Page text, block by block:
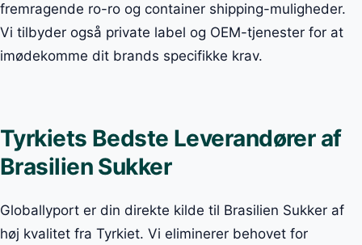
fremragende ro-ro og container shipping-muligheder.
Vi tilbyder også private label og OEM-tjenester for at
imødekomme dit brands specifikke krav.
Tyrkiets Bedste Leverandører af
Brasilien Sukker
Globallyport er din direkte kilde til Brasilien Sukker af
høj kvalitet fra Tyrkiet. Vi eliminerer behovet for